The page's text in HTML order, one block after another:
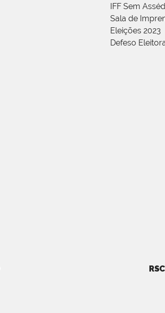
IFF Sem
Sala de
Eleições 2023
Defeso